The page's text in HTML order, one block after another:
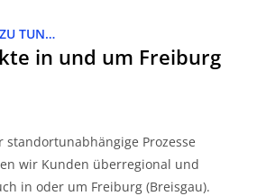
TUN…
in und um Freiburg
standortunabhängige Prozesse
wir Kunden überregional und
in oder um Freiburg (Breisgau).